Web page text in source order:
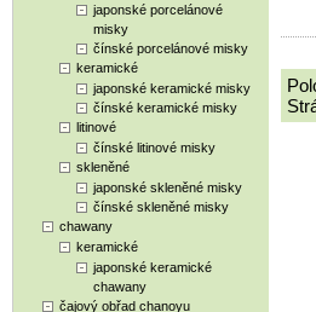
japonské porcelánové
misky
čínské porcelánové misky
keramické
japonské keramické misky
čínské keramické misky
litinové
čínské litinové misky
skleněné
japonské skleněné misky
čínské skleněné misky
chawany
keramické
japonské keramické
chawany
čajový obřad chanoyu